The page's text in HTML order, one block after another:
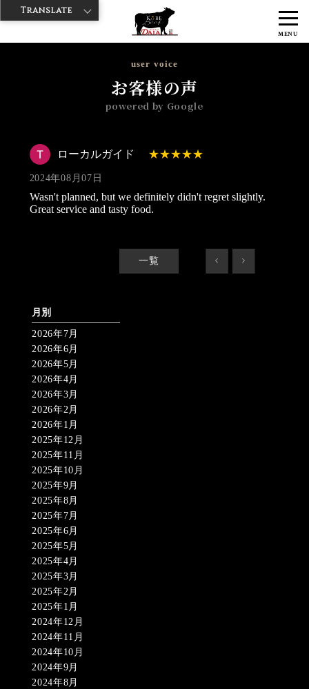
MENU
神戸牛ダイヤ > 神戸牛ダイア すし屋通り店
ロー
user voice
お客様の声
powered by Google
ローカルガイド
2024年08月07日
Wasn't planned, but we definitely didn't regret slightly.
Great service and tasty food.
一覧 < >
月別
2026年7月
2026年6月
2026年5月
2026年4月
2026年3月
2026年2月
2026年1月
2025年12月
2025年11月
2025年10月
2025年9月
2025年8月
2025年7月
2025年6月
2025年5月
2025年4月
2025年3月
2025年2月
2025年1月
2024年12月
2024年11月
2024年10月
2024年9月
2024年8月
Translate